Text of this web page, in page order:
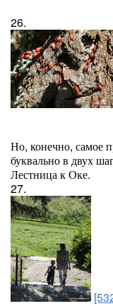
26.
Но, конечно, самое
буквально в двух
Лестница к Оке.
27.